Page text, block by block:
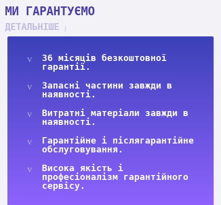
МИ ГАРАНТУЄМО
ДЕТАЛЬНІШЕ
36 місяців безкоштовної
гарантії.
Запасні частини завжди в
наявності.
Витратні матеріали завжди в
наявності.
Гарантійне і післягарантійне
обслуговування.
Висока якість і
професіоналізм гарантійного
сервісу.